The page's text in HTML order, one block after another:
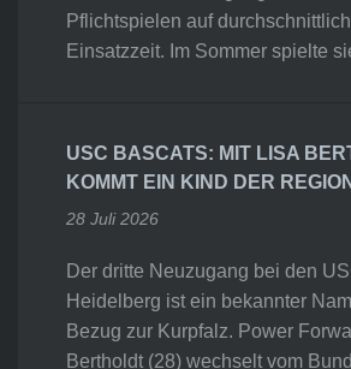
Pflichtspielen auf
Einsatzzeit. Im Sommer spielte
USC BASCATS: MIT LISA
KOMMT EIN KIND DER REGION
28 Juli 2026
Der dritte Neuzugang bei den
Heidelberg ist ein bekannter
Bezug zur Kurpfalz. Power
Bertholdt (28) wechselt vom